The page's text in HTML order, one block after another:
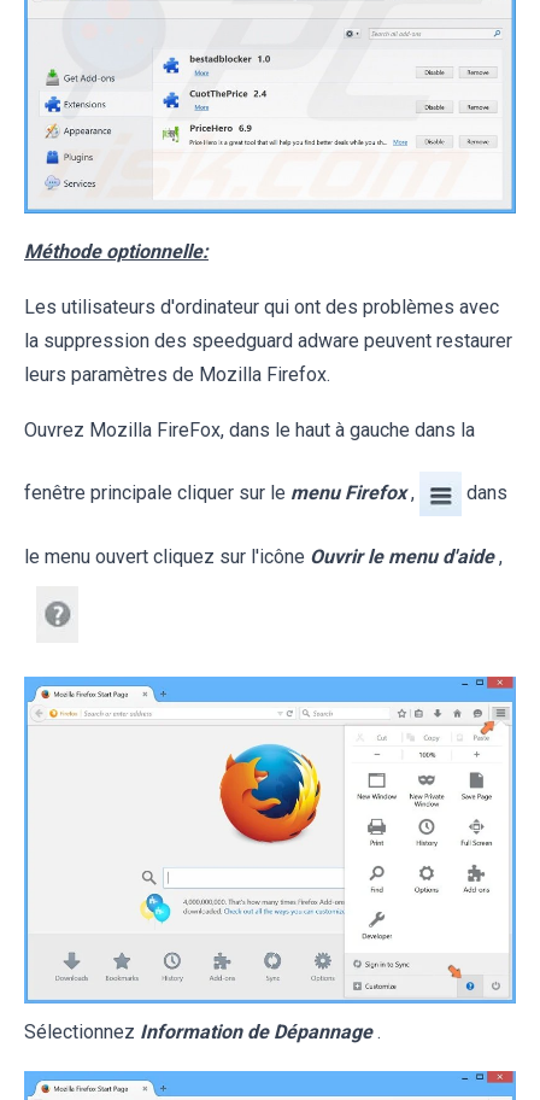
Méthode optionnelle:
Les utilisateurs d'ordinateur qui ont des problèmes avec
la suppression des speedguard adware peuvent restaurer
leurs paramètres de Mozilla Firefox.
Ouvrez Mozilla FireFox, dans le haut à gauche dans la
fenêtre principale cliquer sur le menu Firefox , dans
le menu ouvert cliquez sur l'icône Ouvrir le menu d'aide ,
Sélectionnez Information de Dépannage .